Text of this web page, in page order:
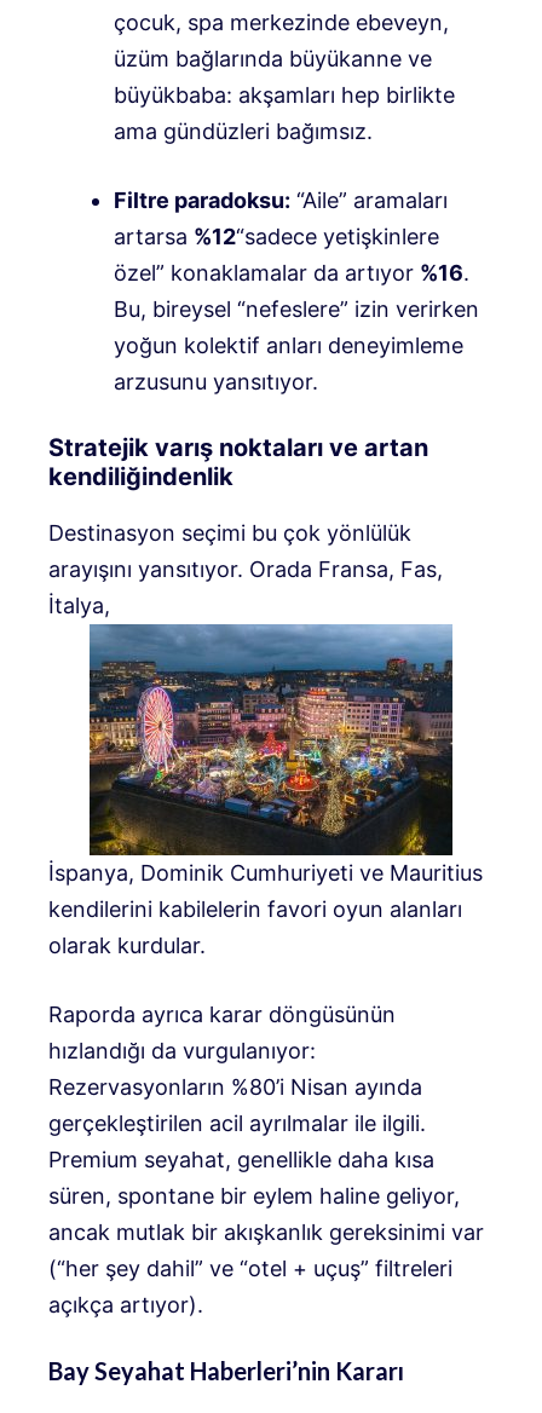
çocuk, spa merkezinde ebeveyn,
üzüm bağlarında büyükanne ve
büyükbaba: akşamları hep birlikte
ama gündüzleri bağımsız.
Filtre paradoksu: “Aile” aramaları
artarsa %12“sadece yetişkinlere
özel” konaklamalar da artıyor %16.
Bu, bireysel “nefeslere” izin verirken
yoğun kolektif anları deneyimleme
arzusunu yansıtıyor.
Stratejik varış noktaları ve artan
kendiliğindenlik
Destinasyon seçimi bu çok yönlülük
arayışını yansıtıyor. Orada Fransa, Fas,
İtalya,
İspanya, Dominik Cumhuriyeti ve Mauritius
kendilerini kabilelerin favori oyun alanları
olarak kurdular.
Raporda ayrıca karar döngüsünün
hızlandığı da vurgulanıyor:
Rezervasyonların %80’i Nisan ayında
gerçekleştirilen acil ayrılmalar ile ilgili.
Premium seyahat, genellikle daha kısa
süren, spontane bir eylem haline geliyor,
ancak mutlak bir akışkanlık gereksinimi var
(“her şey dahil” ve “otel + uçuş” filtreleri
açıkça artıyor).
Bay Seyahat Haberleri’nin Kararı